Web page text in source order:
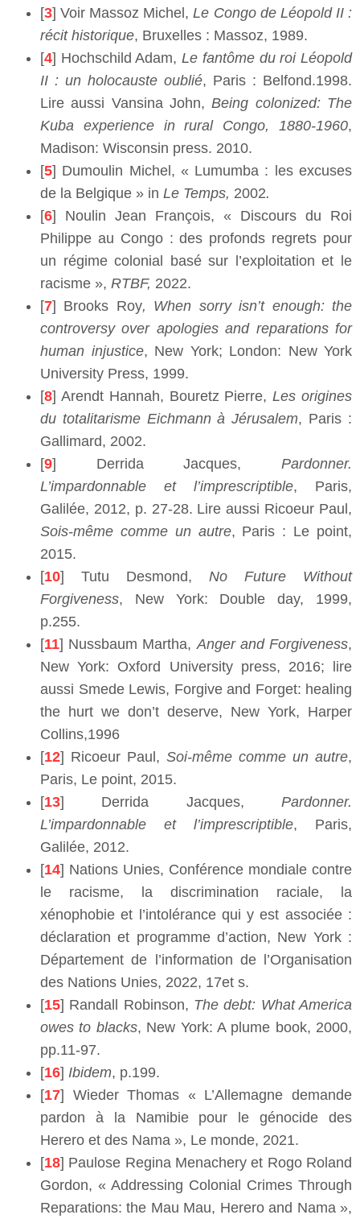
[3] Voir Massoz Michel,Le Congo de Léopold II :
récit historique, Bruxelles : Massoz, 1989.
[4] Hochschild Adam,Le fantôme du roi Léopold
II : un holocauste oublié, Paris : Belfond.1998.
Lire aussi Vansina John,Being colonized: The
Kuba experience in rural Congo, 1880-1960,
Madison: Wisconsin press. 2010.
[5] Dumoulin Michel, « Lumumba : les excuses
de la Belgique » in Le Temps, 2002.
[6] Noulin Jean François, « Discours du Roi
Philippe au Congo : des profonds regrets pour
un régime colonial basé sur l’exploitation et le
racisme », RTBF, 2022.
[7] Brooks Roy, When sorry isn’t enough: the
controversy over apologies and reparations for
human injustice, New York; London: New York
University Press, 1999.
[8] Arendt Hannah, Bouretz Pierre,Les origines
du totalitarisme Eichmann à Jérusalem, Paris :
Gallimard, 2002.
[9] Derrida Jacques, Pardonner.
L’impardonnable et l’imprescriptible, Paris,
Galilée, 2012, p. 27-28. Lire aussi Ricoeur Paul,
Sois-même comme un autre, Paris : Le point,
2015.
[10] Tutu Desmond, No Future Without
Forgiveness, New York: Double day, 1999,
p.255.
[11] Nussbaum Martha,Anger and Forgiveness,
New York: Oxford University press, 2016; lire
aussi Smede Lewis, Forgive and Forget: healing
the hurt we don’t deserve, New York, Harper
Collins,1996
[12] Ricoeur Paul, Soi-même comme un autre,
Paris, Le point, 2015.
[13] Derrida Jacques, Pardonner.
L’impardonnable et l’imprescriptible, Paris,
Galilée, 2012.
[14] Nations Unies, Conférence mondiale contre
le racisme, la discrimination raciale, la
xénophobie et l’intolérance qui y est associée :
déclaration et programme d’action, New York :
Département de l’information de l’Organisation
des Nations Unies, 2022, 17et s.
[15] Randall Robinson, The debt: What America
owes to blacks, New York: A plume book, 2000,
pp.11-97.
[16] Ibidem, p.199.
[17] Wieder Thomas « L’Allemagne demande
pardon à la Namibie pour le génocide des
Herero et des Nama », Le monde, 2021.
[18] Paulose Regina Menachery et Rogo Roland
Gordon, « Addressing Colonial Crimes Through
Reparations: the Mau Mau, Herero and Nama »,